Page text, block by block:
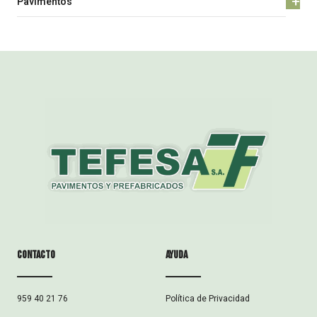
Contacto
959 40 21 76
ayuda
Política de Privacidad